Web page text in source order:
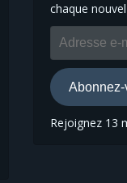
chaque
Adresse
e-
mail
Rejoignez 13